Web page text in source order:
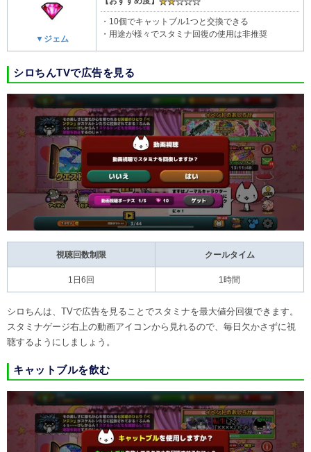
▼ジェム
・10個でキャットブル1つと交換できる
・用途が様々でスタミナ回復の使用は非推奨
シロちんTVで広告を見る
視聴回数制限 クールタイム
1日6回 1時間
シロちんは、TVで広告を見ることでスタミナを最大値分回復できます。
スタミナゲージ右上の動画アイコンから見れるので、毎日欠かさずに視
聴するようにしましょう。
キャットブルを飲む